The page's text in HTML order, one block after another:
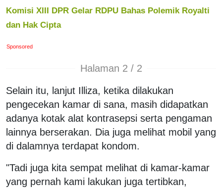
Komisi XIII DPR Gelar RDPU Bahas Polemik Royalti
dan Hak Cipta
Sponsored
Halaman 2 / 2
Selain itu, lanjut Illiza, ketika dilakukan
pengecekan kamar di sana, masih didapatkan
adanya kotak alat kontrasepsi serta pengaman
lainnya berserakan. Dia juga melihat mobil yang
di dalamnya terdapat kondom.
"Tadi juga kita sempat melihat di kamar-kamar
yang pernah kami lakukan juga tertibkan,